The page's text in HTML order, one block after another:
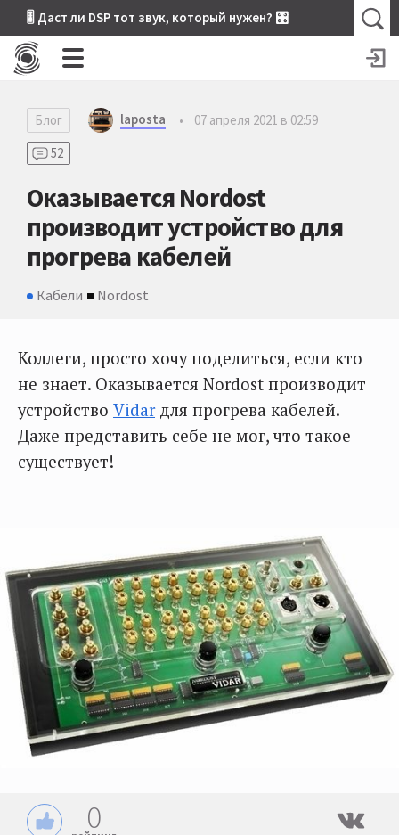
🎚 Даст ли DSP тот звук, который нужен? 🎛
Блог laposta •
07 апреля 2021 в 02:59
52
Оказывается Nordost
производит устройство для
прогрева кабелей
Кабели Nordost
Коллеги, просто хочу поделиться, если кто
не знает. Оказывается Nordost производит
устройство Vidarдля прогрева кабелей.
Даже представить себе не мог, что такое
существует!
0